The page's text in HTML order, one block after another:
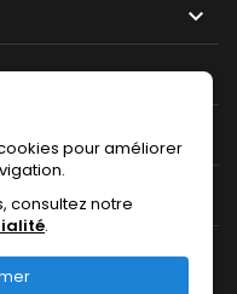


pour améliorer
consultez notre
.